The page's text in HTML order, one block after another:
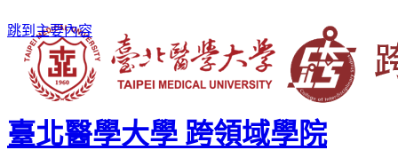
跳到主要內容
臺北醫學大學 跨領域學院